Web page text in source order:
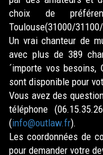
choix de
Toulouse(31000/
Un vrai chanteur de
avec plus de 389
´importe vos besoins,
sont disponible pour
Vous avez des
téléphone
(info@outlaw.fr).
Les coordonnées de
pour demander votre